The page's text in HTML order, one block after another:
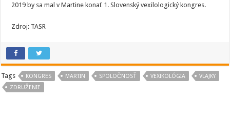
2019 by sa mal v Martine konať 1. Slovenský vexilologický kongres.
Zdroj: TASR
Tags KONGRES MARTIN SPOLOČNOSŤ VEXIKOLÓGIA
VLAJKY
ZDRUŽENIE